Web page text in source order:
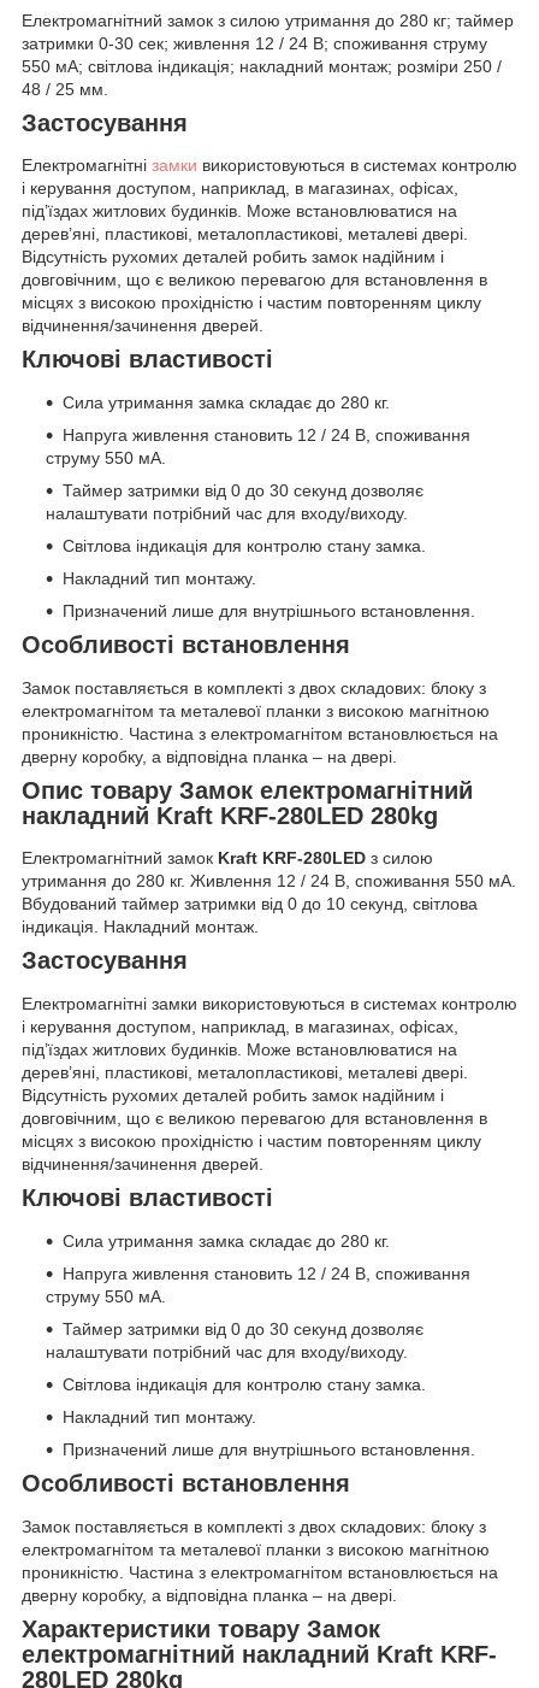
Електромагнітний замок з силою утримання до 280 кг; таймер
затримки 0-30 сек; живлення 12 / 24 В; споживання струму
550 мА; світлова індикація; накладний монтаж; розміри 250 /
48 / 25 мм.
Застосування
Електромагнітні замки використовуються в системах контролю
і керування доступом, наприклад, в магазинах, офісах,
під’їздах житлових будинків. Може встановлюватися на
дерев’яні, пластикові, металопластикові, металеві двері.
Відсутність рухомих деталей робить замок надійним і
довговічним, що є великою перевагою для встановлення в
місцях з високою прохідністю і частим повторенням циклу
відчинення/зачинення дверей.
Ключові властивості
Сила утримання замка складає до 280 кг.
Напруга живлення становить 12 / 24 В, споживання
струму 550 мА.
Таймер затримки від 0 до 30 секунд дозволяє
налаштувати потрібний час для входу/виходу.
Світлова індикація для контролю стану замка.
Накладний тип монтажу.
Призначений лише для внутрішнього встановлення.
Особливості встановлення
Замок поставляється в комплекті з двох складових: блоку з
електромагнітом та металевої планки з високою магнітною
проникністю. Частина з електромагнітом встановлюється на
дверну коробку, а відповідна планка – на двері.
Опис товару Замок електромагнітний
накладний Kraft KRF-280LED 280kg
Електромагнітний замок Kraft KRF-280LED з силою
утримання до 280 кг. Живлення 12 / 24 В, споживання 550 мА.
Вбудований таймер затримки від 0 до 10 секунд, світлова
індикація. Накладний монтаж.
Застосування
Електромагнітні замки використовуються в системах контролю
і керування доступом, наприклад, в магазинах, офісах,
під’їздах житлових будинків. Може встановлюватися на
дерев’яні, пластикові, металопластикові, металеві двері.
Відсутність рухомих деталей робить замок надійним і
довговічним, що є великою перевагою для встановлення в
місцях з високою прохідністю і частим повторенням циклу
відчинення/зачинення дверей.
Ключові властивості
Сила утримання замка складає до 280 кг.
Напруга живлення становить 12 / 24 В, споживання
струму 550 мА.
Таймер затримки від 0 до 30 секунд дозволяє
налаштувати потрібний час для входу/виходу.
Світлова індикація для контролю стану замка.
Накладний тип монтажу.
Призначений лише для внутрішнього встановлення.
Особливості встановлення
Замок поставляється в комплекті з двох складових: блоку з
електромагнітом та металевої планки з високою магнітною
проникністю. Частина з електромагнітом встановлюється на
дверну коробку, а відповідна планка – на двері.
Характеристики товару Замок
електромагнітний накладний Kraft KRF-
280LED 280kg